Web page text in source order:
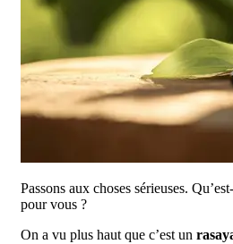
Passons aux choses sérieuses.
pour vous ?
On a vu plus haut que c’est un